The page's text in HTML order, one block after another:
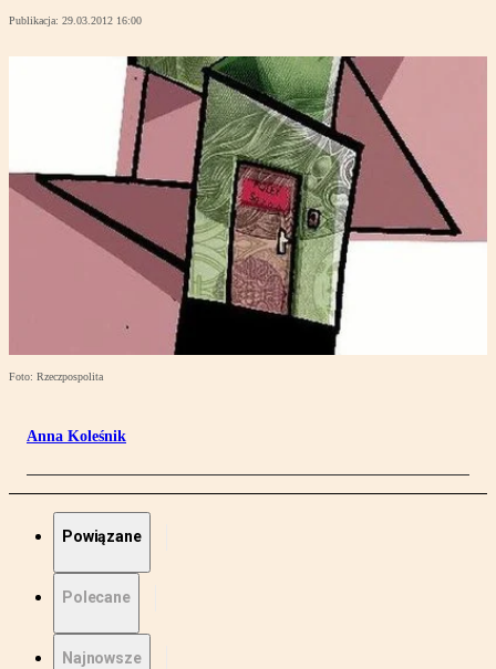
Publikacja: 29.03.2012 16:00
Foto: Rzeczpospolita
Anna Koleśnik
Powiązane
Polecane
Najnowsze